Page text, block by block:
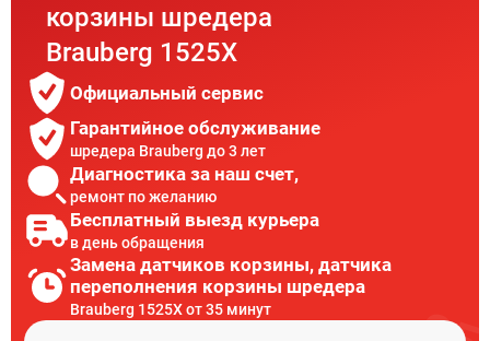
корзины шредера
Brauberg 1525X
Официальный сервис
Гарантийное обслуживание
шредера Brauberg до 3 лет
Диагностика за наш счет,
ремонт по желанию
Бесплатный выезд курьера
в день обращения
Замена датчиков корзины, датчика
переполнения корзины шредера
Brauberg 1525X от 35 минут